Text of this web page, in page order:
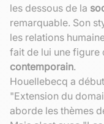
les dessous de la
remarquable. Son
les relations
fait de lui une figure
contemporain.
Houellebecq a
"Extension du
aborde les thèmes